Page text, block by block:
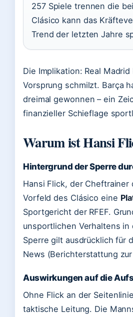
257 Spiele trennen die
Clásico kann das
Trend der letzten Jahre
Die Implikation: Real
Vorsprung schmilzt. Barça
dreimal gewonnen – ein
finanzieller Schieflage
Warum ist Hansi
Hintergrund der Sperre
Hansi Flick, der
Vorfeld des Clásico eine
Sportgericht der RFEF.
unsportlichen Verhaltens
Sperre gilt ausdrücklich für
News (Berichterstattung
Auswirkungen auf die
Ohne Flick an der
taktische Leitung. Die